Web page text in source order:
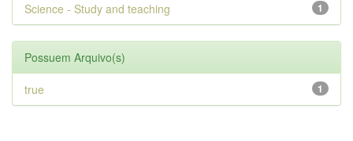
1
Science - Study and teaching
Possuem Arquivo(s)
1
true